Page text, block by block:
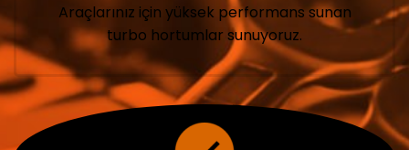
Araçlarınız için yüksek performans sunan
turbo hortumlar sunuyoruz.